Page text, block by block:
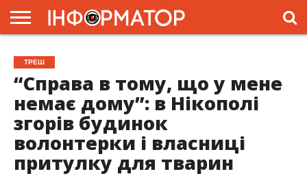
ГОЛОВНА
ЖИТТЯ
ВЛАДА
ГРОШІ
ТРЕШ
ПРЕС-
РЕЛІЗИ
РЕКЛАМА
ПРОЕКТИ
ТРЕШ
“Справа в тому, що у мене
немає дому”: в Нікополі
згорів будинок
волонтерки і власниці
притулку для тварин